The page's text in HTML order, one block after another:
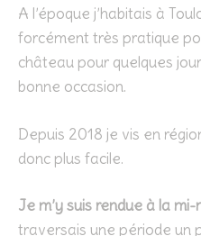
A l’époque j’habitais à
forcément très pratique
château pour quelques
bonne occasion.
Depuis 2018 je vis en
donc plus facile.
Je m’y suis rendue à la
traversais une période un